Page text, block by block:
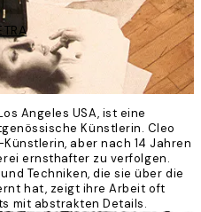
Angeles USA, ist eine
Künstlerin. Cleo
aber nach 14 Jahren
ernsthafter zu verfolgen.
Techniken, die sie über die
hat, zeigt ihre Arbeit oft
mit abstrakten Details.